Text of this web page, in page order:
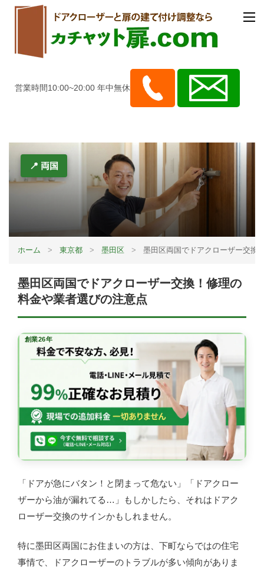
営業時間10:00~20:00 年中無休
📍 両国
ホーム > 東京都 > 墨田区 > 墨田区両国でドアクローザー交換
墨田区両国でドアクローザー交換！修理の
料金や業者選びの注意点
創業26年
「ドアが急にバタン！と閉まって危ない」「ドアクロー
ザーから油が漏れてる…」もしかしたら、それはドアク
ローザー交換のサインかもしれません。
特に墨田区両国にお住まいの方は、下町ならではの住宅
事情で、ドアクローザーのトラブルが多い傾向がありま